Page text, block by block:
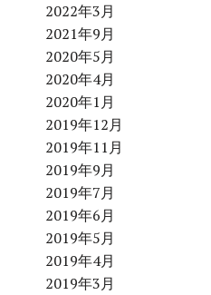
2022年3月
2021年9月
2020年5月
2020年4月
2020年1月
2019年12月
2019年11月
2019年9月
2019年7月
2019年6月
2019年5月
2019年4月
2019年3月